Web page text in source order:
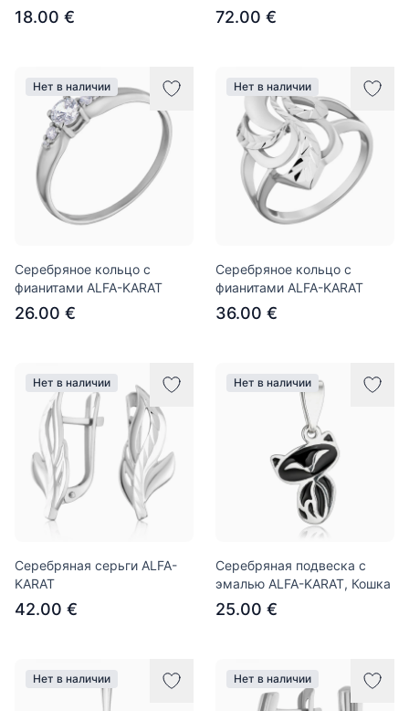
18.00 € 72.00 €
Нет в наличии
Серебряное кольцо с
фианитами ALFA-KARAT
26.00 €
Нет в наличии
Серебряное кольцо с
фианитами ALFA-KARAT
36.00 €
Нет в наличии
Серебряная серьги ALFA-
KARAT
42.00 €
Нет в наличии
Серебряная подвеска с
эмалью ALFA-KARAT, Кошка
25.00 €
Нет в наличии Нет в наличии